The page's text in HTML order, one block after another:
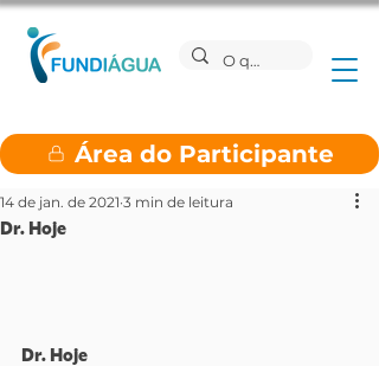
Área do Participante
Dr. Hoje
14 de jan. de 2021 3 min de leitura
Dr. Hoje